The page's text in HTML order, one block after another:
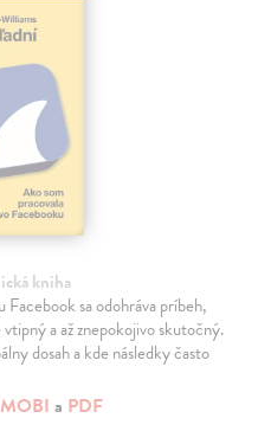
kniha
sa odohráva príbeh,
a až znepokojivo skutočný.
dosah a kde následky často
MOBI a PDF